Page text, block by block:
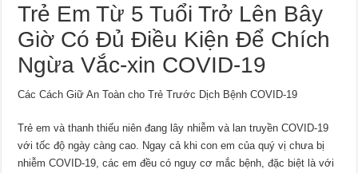
Trẻ Em Từ 5 Tuổi Trở Lên Bây
Giờ Có Đủ Điều Kiện Để Chích
Ngừa Vắc-xin COVID-19
Các Cách Giữ An Toàn cho Trẻ Trước Dịch Bệnh COVID-19
Trẻ em và thanh thiếu niên đang lây nhiễm và lan truyền COVID-19
với tốc độ ngày càng cao. Ngay cả khi con em của quý vị chưa bị
nhiễm COVID-19, các em đều có nguy cơ mắc bệnh, đặc biệt là với